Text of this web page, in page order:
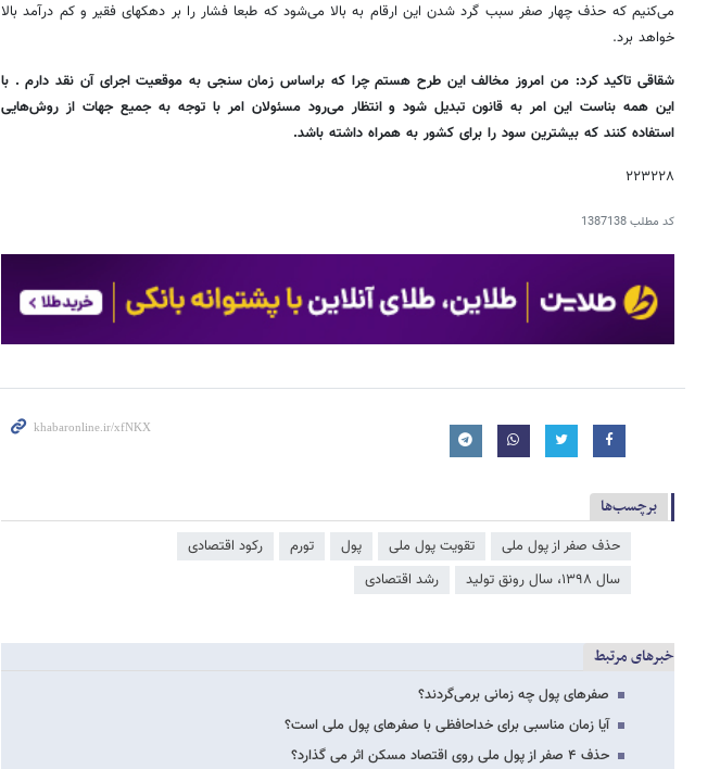
می‌کنیم که حذف چهار صفر سبب گرد شدن این ارقام به بالا می‌شود که طبعا فشار را بر دهکهای فقیر و کم درآمد بالا
خواهد برد.
شقاقی تاکید کرد: من امروز مخالف این طرح هستم چرا که براساس زمان سنجی به موقعیت اجرای آن نقد دارم . با
این همه بناست این امر به قانون تبدیل شود و انتظار می‌رود مسئولان امر با توجه به جمیع جهات از روش‌هایی
استفاده کنند که بیشترین سود را برای کشور به همراه داشته باشد.
۲۲۳۲۲۸
کد مطلب1387138
برچسب‌ها
حذف صفر از پول ملی تقویت پول ملی پول تورم
رکود اقتصادی
سال ۱۳۹۸، سال رونق تولید
رشد اقتصادی
خبرهای مرتبط
صفرهای پول چه زمانی برمی‌گردند؟
آیا زمان مناسبی برای خداحافظی با صفرهای پول ملی است؟
حذف ۴ صفر از پول ملی روی اقتصاد مسکن اثر می گذارد؟